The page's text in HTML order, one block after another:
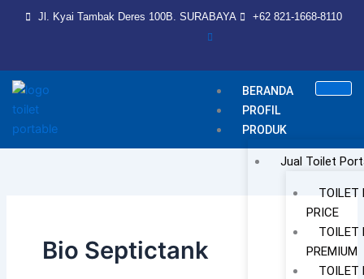
Jl. Kyai Tambak Deres 100B. SURABAYA +62 821-1668-8110
BERANDA
PROFIL
PRODUK
Jual Toilet
TOILET
PRICE
TOILET
PREMIUM
TOILET
Bio Septictank